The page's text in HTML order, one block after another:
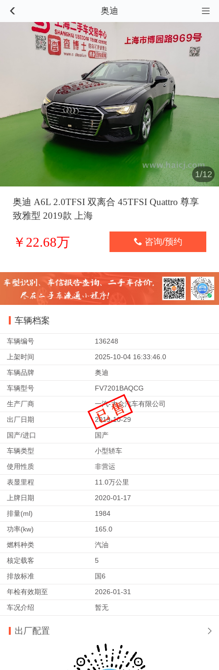
 奥迪 
1/12
奥迪 A6L 2.0TFSI 双离合 45TFSI Quattro 尊享
致雅型 2019款 上海
￥22.68万  咨询/预约
车辆档案
车辆编号
136248
上架时间
2025-10-04 16:33:46.0
车辆品牌
奥迪
车辆型号
FV7201BAQCG
生产厂商
一汽-大众汽车有限公司
出厂日期
2019-10-29
国产/进口
国产
车辆类型
小型轿车
使用性质
非营运
表显里程
11.0万公里
上牌日期
2020-01-17
排量(ml)
1984
功率(kw)
165.0
燃料种类
汽油
核定载客
5
排放标准
国6
年检有效期至
2026-01-31
车况介绍
暂无
出厂配置 